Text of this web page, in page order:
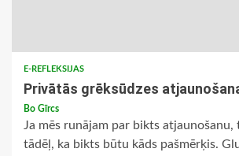
E-REFLEKSIJAS
Privātās grēksūdzes
Bo Gīrcs
Ja mēs runājam par bikts atjaunošanu,
tādēļ, ka bikts būtu kāds pašmērķis.